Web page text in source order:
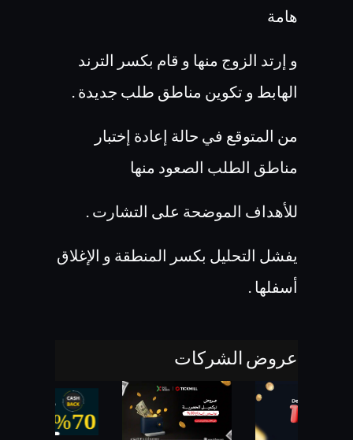
هامة
و إرتد الزوج منها و قام بكسر الترند
الهابط و تكوين مناطق طلب جديدة .
من المتوقع في حالة إعادة إختبار
مناطق الطلب الصعود منها
للأهداف الموضحة على التشارت .
يفشل التحليل بكسر المنطقة و الإغلاق
أسفلها .
عروض الشركات